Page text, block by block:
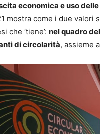
economica e uso
mostra come i due valori
che ‘tiene’: nel quadro
di circolarità, assieme